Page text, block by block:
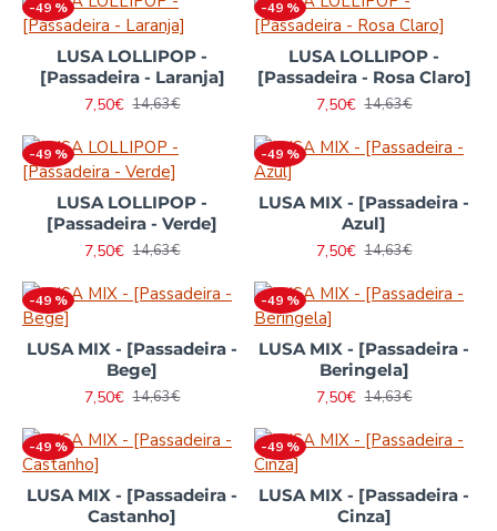
-49 %
LUSA LOLLIPOP -
[Passadeira - Laranja]
7,50€ 14,63€
-49 %
LUSA LOLLIPOP -
[Passadeira - Rosa Claro]
7,50€ 14,63€
-49 %
LUSA LOLLIPOP -
[Passadeira - Verde]
7,50€ 14,63€
-49 %
LUSA MIX - [Passadeira -
Azul]
7,50€ 14,63€
-49 %
LUSA MIX - [Passadeira -
Bege]
7,50€ 14,63€
-49 %
LUSA MIX - [Passadeira -
Beringela]
7,50€ 14,63€
-49 %
LUSA MIX - [Passadeira -
Castanho]
-49 %
LUSA MIX - [Passadeira -
Cinza]